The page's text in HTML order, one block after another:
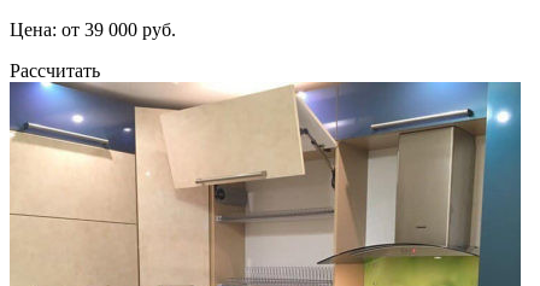
Цена: от 39 000 руб.
Рассчитать